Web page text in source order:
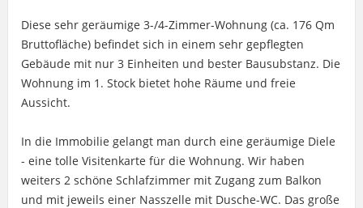
Diese sehr geräumige 3-/4-Zimmer-Wohnung (ca. 176 Qm
Bruttofläche) befindet sich in einem sehr gepflegten
Gebäude mit nur 3 Einheiten und bester Bausubstanz. Die
Wohnung im 1. Stock bietet hohe Räume und freie
Aussicht.
In die Immobilie gelangt man durch eine geräumige Diele
- eine tolle Visitenkarte für die Wohnung. Wir haben
weiters 2 schöne Schlafzimmer mit Zugang zum Balkon
und mit jeweils einer Nasszelle mit Dusche-WC. Das große